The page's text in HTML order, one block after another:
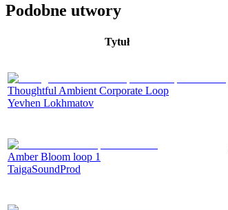
Podobne utwory
Tytuł
Thoughtful Ambient Corporate Loop
Yevhen Lokhmatov
Amber Bloom loop 1
TaigaSoundProd